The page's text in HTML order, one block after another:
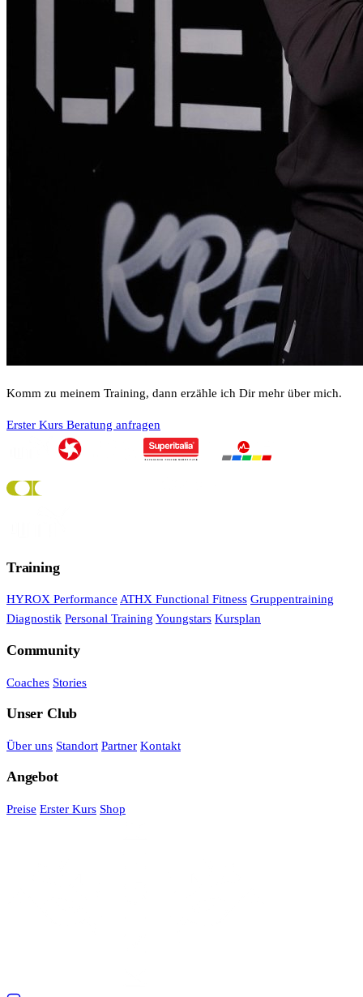
Komm zu meinem Training, dann erzähle ich Dir mehr über mich.
Erster Kurs Beratung anfragen
Training
HYROX Performance ATHX Functional Fitness Gruppentraining
Diagnostik Personal Training Youngstars Kursplan
Community
Coaches Stories
Unser Club
Über uns Standort Partner Kontakt
Angebot
Preise Erster Kurs Shop